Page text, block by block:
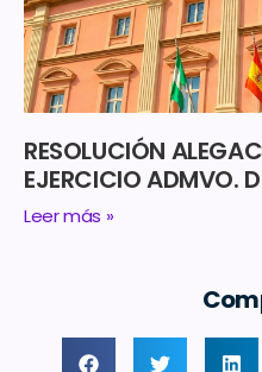
RESOLUCIÓN
EJERCICIO ADMVO.
Leer más »